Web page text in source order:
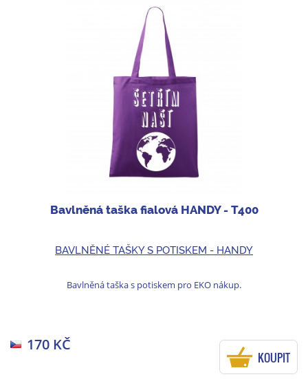
Bavlněná taška fialová HANDY - T400
BAVLNĚNÉ TAŠKY S POTISKEM - HANDY
Bavlněná taška s potiskem pro EKO nákup.
170 KČ
KOUPIT